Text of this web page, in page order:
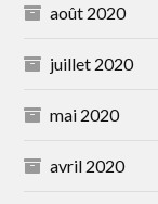
août 2020
juillet 2020
mai 2020
avril 2020